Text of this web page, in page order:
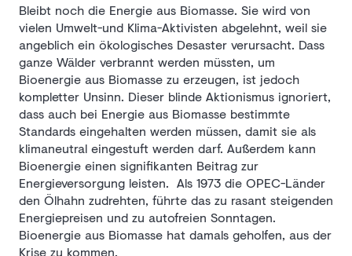
Bleibt noch die Energie aus Biomasse. Sie wird von
vielen Umwelt-und Klima-Aktivisten abgelehnt, weil sie
angeblich ein ökologisches Desaster verursacht. Dass
ganze Wälder verbrannt werden müssten, um
Bioenergie aus Biomasse zu erzeugen, ist jedoch
kompletter Unsinn. Dieser blinde Aktionismus ignoriert,
dass auch bei Energie aus Biomasse bestimmte
Standards eingehalten werden müssen, damit sie als
klimaneutral eingestuft werden darf. Außerdem kann
Bioenergie einen signifikanten Beitrag zur
Energieversorgung leisten. Als 1973 die OPEC-Länder
den Ölhahn zudrehten, führte das zu rasant steigenden
Energiepreisen und zu autofreien Sonntagen.
Bioenergie aus Biomasse hat damals geholfen, aus der
Krise zu kommen.